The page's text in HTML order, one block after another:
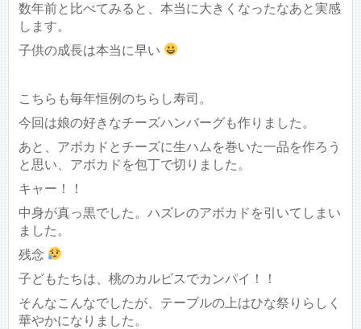
数年前と比べてみると、本当に大きくなったなあと実感
します。
子供の成長は本当に早い
こちらも毎年恒例のちらし寿司。
今回は娘の好きなチーズハンバーグも作りました。
あと、アボカドとチーズに生ハムを巻いた一品を作ろう
と思い、アボカドを包丁で切りました。
キャー！！
中身が真っ黒でした。ハズレのアボカドを引いてしまい
ました。
残念
子どもたちは、桃のカルピスでカンパイ！！
そんなこんなでしたが、テーブルの上はひな祭りらしく
華やかになりました。